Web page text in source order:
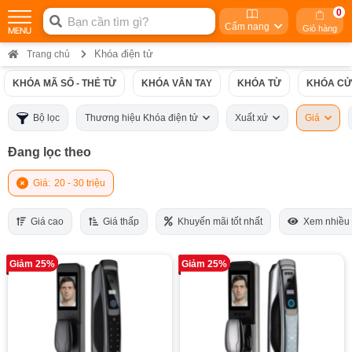
Cẩm nang Giỏ hàng
0
Trang chủ Khóa điện tử
KHÓA MÃ SỐ - THẺ TỪ KHÓA VÂN TAY KHÓA TỪ KHÓA
Bộ lọc Thương hiệu Khóa điện tử Xuất xứ Giá
Đang lọc theo
Giá: 20 - 30 triệu
Giá cao Giá thấp Khuyến mãi tốt nhất Xem nhiều
Giảm 25% Giảm 25%